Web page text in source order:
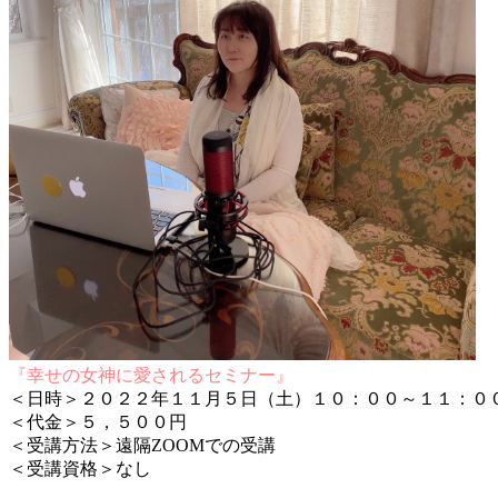
『幸せの女神に愛されるセミナー』
＜日時＞２０２２年１１月５日（土）１０：００～１１：０
＜代金＞５，５００円
＜受講方法＞遠隔ZOOMでの受講
＜受講資格＞なし